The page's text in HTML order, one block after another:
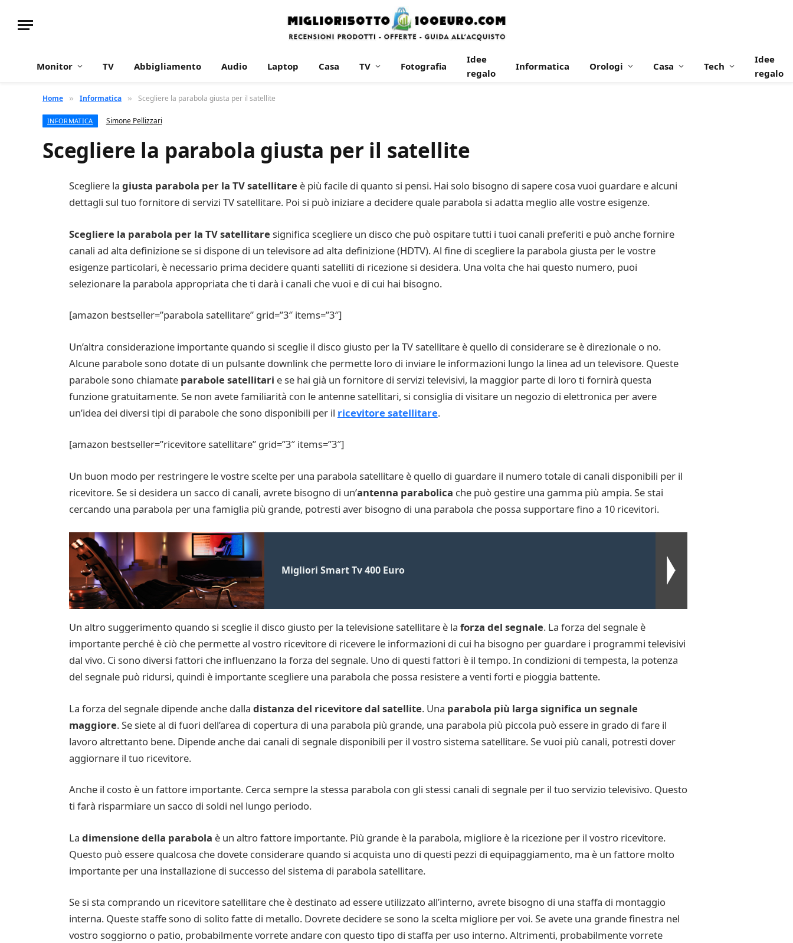
Monitor TV Abbigliamento Audio Laptop Casa TV Fotografia
Idee
regalo
Informatica Orologi Casa Tech
Idee
regalo
Home » Informatica » Scegliere la parabola giusta per il satellite
INFORMATICA Simone Pellizzari
Scegliere la parabola giusta per il satellite
Scegliere la giusta parabola per la TV satellitare è più facile di quanto si pensi. Hai solo bisogno di sapere cosa vuoi guardare e alcuni
dettagli sul tuo fornitore di servizi TV satellitare. Poi si può iniziare a decidere quale parabola si adatta meglio alle vostre esigenze.
Scegliere la parabola per la TV satellitare significa scegliere un disco che può ospitare tutti i tuoi canali preferiti e può anche fornire
canali ad alta definizione se si dispone di un televisore ad alta definizione (HDTV). Al fine di scegliere la parabola giusta per le vostre
esigenze particolari, è necessario prima decidere quanti satelliti di ricezione si desidera. Una volta che hai questo numero, puoi
selezionare la parabola appropriata che ti darà i canali che vuoi e di cui hai bisogno.
[amazon bestseller=”parabola satellitare” grid=”3″ items=”3″]
Un’altra considerazione importante quando si sceglie il disco giusto per la TV satellitare è quello di considerare se è direzionale o no.
Alcune parabole sono dotate di un pulsante downlink che permette loro di inviare le informazioni lungo la linea ad un televisore. Queste
parabole sono chiamate parabole satellitari e se hai già un fornitore di servizi televisivi, la maggior parte di loro ti fornirà questa
funzione gratuitamente. Se non avete familiarità con le antenne satellitari, si consiglia di visitare un negozio di elettronica per avere
un’idea dei diversi tipi di parabole che sono disponibili per il ricevitore satellitare.
[amazon bestseller=”ricevitore satellitare” grid=”3″ items=”3″]
Un buon modo per restringere le vostre scelte per una parabola satellitare è quello di guardare il numero totale di canali disponibili per il
ricevitore. Se si desidera un sacco di canali, avrete bisogno di un’antenna parabolica che può gestire una gamma più ampia. Se stai
cercando una parabola per una famiglia più grande, potresti aver bisogno di una parabola che possa supportare fino a 10 ricevitori.
Migliori Smart Tv 400 Euro
Un altro suggerimento quando si sceglie il disco giusto per la televisione satellitare è la forza del segnale. La forza del segnale è
importante perché è ciò che permette al vostro ricevitore di ricevere le informazioni di cui ha bisogno per guardare i programmi televisivi
dal vivo. Ci sono diversi fattori che influenzano la forza del segnale. Uno di questi fattori è il tempo. In condizioni di tempesta, la potenza
del segnale può ridursi, quindi è importante scegliere una parabola che possa resistere a venti forti e pioggia battente.
La forza del segnale dipende anche dalla distanza del ricevitore dal satellite. Una parabola più larga significa un segnale
maggiore. Se siete al di fuori dell’area di copertura di una parabola più grande, una parabola più piccola può essere in grado di fare il
lavoro altrettanto bene. Dipende anche dai canali di segnale disponibili per il vostro sistema satellitare. Se vuoi più canali, potresti dover
aggiornare il tuo ricevitore.
Anche il costo è un fattore importante. Cerca sempre la stessa parabola con gli stessi canali di segnale per il tuo servizio televisivo. Questo
ti farà risparmiare un sacco di soldi nel lungo periodo.
La dimensione della parabola è un altro fattore importante. Più grande è la parabola, migliore è la ricezione per il vostro ricevitore.
Questo può essere qualcosa che dovete considerare quando si acquista uno di questi pezzi di equipaggiamento, ma è un fattore molto
importante per una installazione di successo del sistema di parabola satellitare.
Se si sta comprando un ricevitore satellitare che è destinato ad essere utilizzato all’interno, avrete bisogno di una staffa di montaggio
interna. Queste staffe sono di solito fatte di metallo. Dovrete decidere se sono la scelta migliore per voi. Se avete una grande finestra nel
vostro soggiorno o patio, probabilmente vorrete andare con questo tipo di staffa per uso interno. Altrimenti, probabilmente vorrete